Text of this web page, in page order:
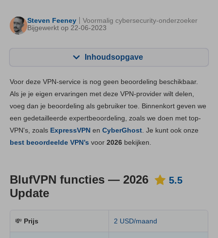
Steven Feeney
Bijgewerkt op 22-06-2023
Voormalig cybersecurity-onderzoeker
Inhoudsopgave
Belangrijkste functies 5.5
Installatie en apps 5.3
Betrouwbaarheid & Ondersteuning 3.3
Voor deze VPN-service is nog geen beoordeling beschikbaar.
Als je je eigen ervaringen met deze VPN-provider wilt delen,
voeg dan je beoordeling als gebruiker toe. Binnenkort geven we
een gedetailleerde expertbeoordeling, zoals we doen met top-
VPN's, zoals ExpressVPN en CyberGhost . Je kunt ook onze
best beoordeelde VPN’s voor 2026 bekijken.
BlufVPN functies — 2026
Update
5.5
💸 Prijs 2 USD/maand